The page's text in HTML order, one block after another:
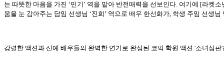
는 따뜻한 마음을 가진 ‘민기’ 역을 맡아 반전매력을 선보인다. 여기에 [라켓
움을 눈 감아주는 담임 선생님 ‘진희’ 역으로 배우 한선화가, 학생 주임 선생
강렬한 액션과 신예 배우들의 완벽한 연기로 완성된 코믹 학원 액션 '소녀심